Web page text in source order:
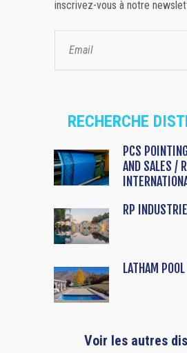
inscrivez-vous à notre
RECHERCHE
PCS
AND SALES /
RP
LATHAM
Voir les autres